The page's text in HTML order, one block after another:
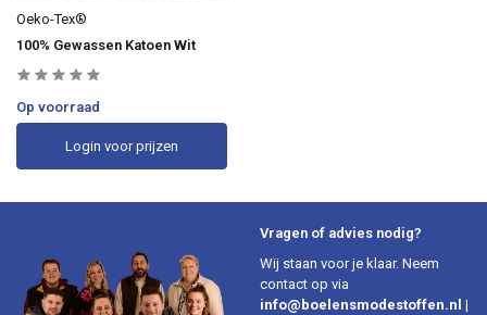
Oeko-Tex®
100% Gewassen Katoen Wit
Op voorraad
Login voor prijzen
Vragen of advies nodig?
Wij staan voor je klaar. Neem
contact op via
info@boelensmodestoffen.nl |